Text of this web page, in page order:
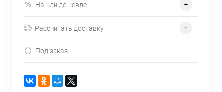
Нашли дешевле
Рассчитать доставку
Под заказ